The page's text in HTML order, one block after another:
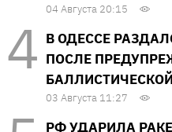
04 Августа 20:15
В ОДЕССЕ
ПОСЛЕ
03 Августа 11:27
РФ УДАРИЛА